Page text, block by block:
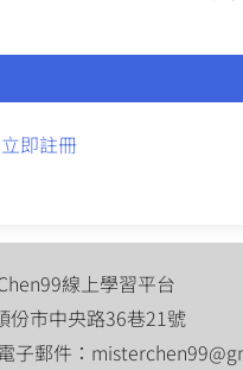
立即註冊
線上學習平台
份市中央路36巷21號
子郵件：